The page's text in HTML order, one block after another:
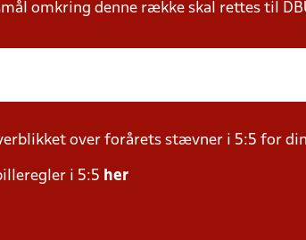
omkring denne række skal rettes til
over forårets stævner i 5:5 for
i 5:5 her